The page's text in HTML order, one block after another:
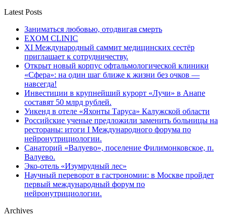
Latest Posts
Заниматься любовью, отодвигая смерть
EXOM CLINIC
XI Международный саммит медицинских сестёр
приглашает к сотрудничеству.
Открыт новый корпус офтальмологической клиники
«Сфера»: на один шаг ближе к жизни без очков —
навсегда!
Инвестиции в крупнейший курорт «Лучи» в Анапе
составят 50 млрд рублей.
Уикенд в отеле «Яхонты Таруса» Калужской области
Российские ученые предложили заменить больницы на
рестораны: итоги I Международного форума по
нейронутрициологии.
Санаторий «Валуево», поселение Филимонковское, п.
Валуево.
Эко-отель «Изумрудный лес»
Научный переворот в гастрономии: в Москве пройдет
первый международный форум по
нейронутрициологии.
Archives